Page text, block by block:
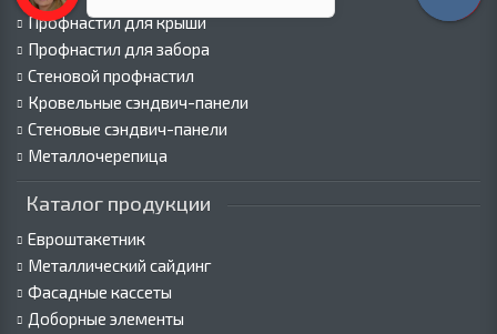
Профнастил для крыши
Профнастил для забора
Стеновой профнастил
Кровельные сэндвич-панели
Стеновые сэндвич-панели
Металлочерепица
Каталог продукции
Евроштакетник
Металлический сайдинг
Фасадные кассеты
Доборные элементы